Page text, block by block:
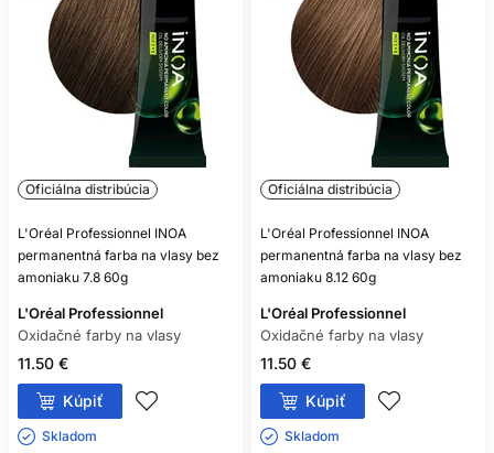
Oficiálna distribúcia
L'Oréal Professionnel INOA
permanentná farba na vlasy bez
amoniaku 7.8 60g
L'Oréal Professionnel
Oxidačné farby na vlasy
11.50 €
Kúpiť
Skladom ㅤ
Oficiálna distribúcia
L'Oréal Professionnel INOA
permanentná farba na vlasy bez
amoniaku 8.12 60g
L'Oréal Professionnel
Oxidačné farby na vlasy
11.50 €
Kúpiť
Skladom ㅤ